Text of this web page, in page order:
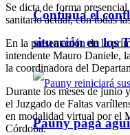
Continúa el
situación en los
Pauny paga
Se dicta de forma
sanitario actual, con todas
En la presentación de la
intendente Mauro Daniele,
la coordinadora del
Durante los meses de
el Juzgado de Faltas
en modalidad virtual por el
Córdoba.